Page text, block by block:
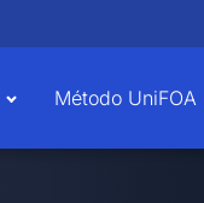
Método UniFOA